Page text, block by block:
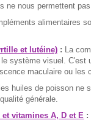
ne nous permettent
alimentaires
et lutéine) : La
système visuel. C'est
maculaire ou les
huiles de poisson ne
générale.
vitamines A, D et E :